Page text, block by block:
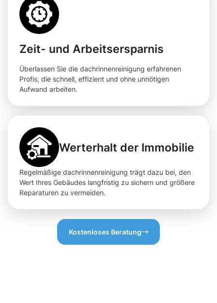
Zeit- und Arbeitsersparnis
Überlassen Sie die dachrinnenreinigung erfahrenen
Profis, die schnell, effizient und ohne unnötigen
Aufwand arbeiten.
Werterhalt der Immobilie
Regelmäßige dachrinnenreinigung trägt dazu bei, den
Wert Ihres Gebäudes langfristig zu sichern und größere
Reparaturen zu vermeiden.
Kostenloses Beratung